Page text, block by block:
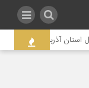
آذربایجان غربی به